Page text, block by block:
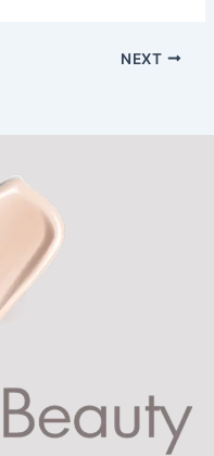
NEXT